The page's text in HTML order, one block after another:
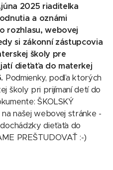
2025 riaditeľka
a oznámi
rozhlasu, webovej
si zákonní zástupcovia
školy pre
dieťaťa do materkej
Podmienky, podľa ktorých
školy pri prijímaní detí do
ŠKOLSKÝ
našej webovej stránke -
dieťaťa do
PREŠTUDOVAŤ :-)